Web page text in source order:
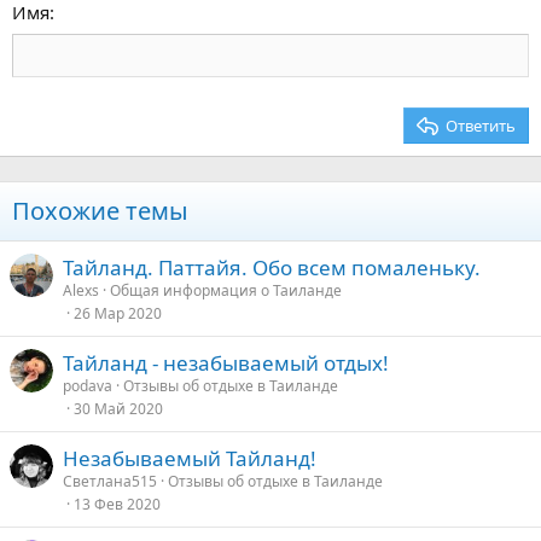
18
22
Tahoma
Times New Roman
Заголовок 3
Имя
Ответить
Похожие темы
Тайланд. Паттайя. Обо всем помаленьку.
Alexs Общая информация о Таиланде
26 Мар 2020
Тайланд - незабываемый отдых!
podava Отзывы об отдыхе в Таиланде
30 Май 2020
Незабываемый Тайланд!
Светлана515 Отзывы об отдыхе в Таиланде
13 Фев 2020